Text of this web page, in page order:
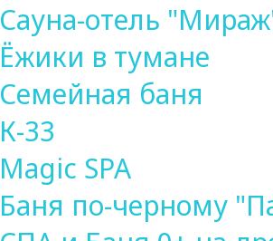
Сауна-отель
Ёжики в тумане
Семейная баня
К-33
Magic SPA
Баня по-черному